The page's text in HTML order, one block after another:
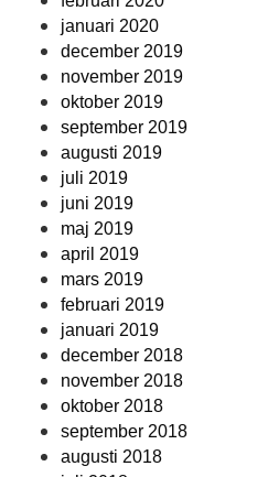
januari 2020
december 2019
november 2019
oktober 2019
september 2019
augusti 2019
juli 2019
juni 2019
maj 2019
april 2019
mars 2019
februari 2019
januari 2019
december 2018
november 2018
oktober 2018
september 2018
augusti 2018